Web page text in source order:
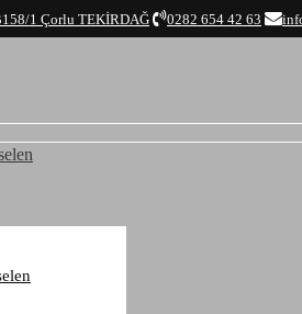
1 Çorlu TEKİRDAĞ 0282 654 42 63